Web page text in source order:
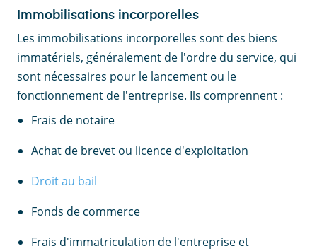
Immobilisations incorporelles
Les immobilisations incorporelles sont des biens
immatériels, généralement de l'ordre du service, qui
sont nécessaires pour le lancement ou le
fonctionnement de l'entreprise. Ils comprennent :
Frais de notaire
Achat de brevet ou licence d'exploitation
Droit au bail
Fonds de commerce
Frais d'immatriculation de l'entreprise et